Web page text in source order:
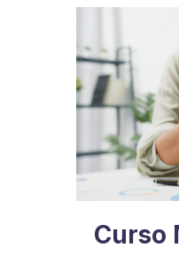
Curso